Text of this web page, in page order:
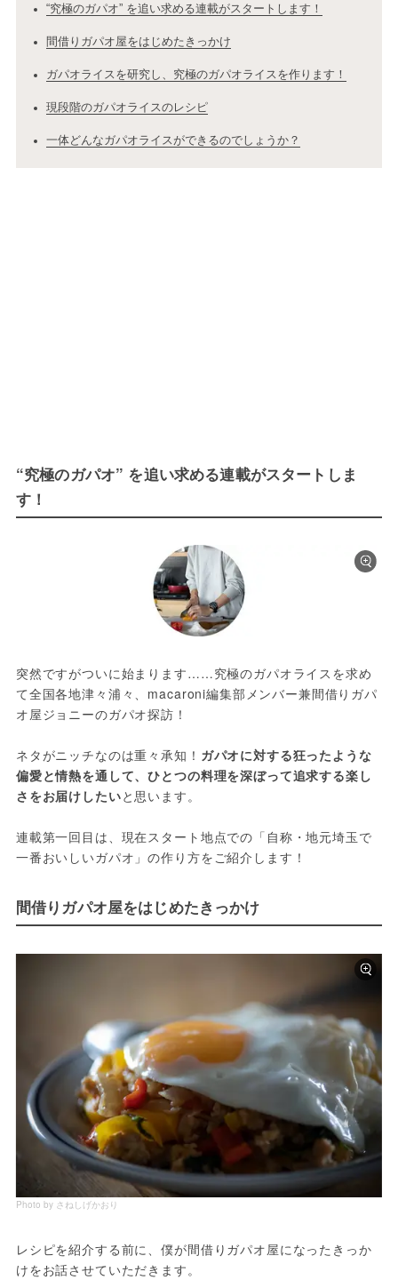
“究極のガパオ” を追い求める連載がスタートします！
間借りガパオ屋をはじめたきっかけ
ガパオライスを研究し、究極のガパオライスを作ります！
現段階のガパオライスのレシピ
一体どんなガパオライスができるのでしょうか？
“究極のガパオ” を追い求める連載がスタートしま
す！
突然ですがついに始まります……究極のガパオライスを求め
て全国各地津々浦々、macaroni編集部メンバー兼間借りガパ
オ屋ジョニーのガパオ探訪！
ネタがニッチなのは重々承知！ ガパオに対する狂ったような
偏愛と情熱を通して、ひとつの料理を深ぼって追求する楽し
さをお届けしたいと思います。
連載第一回目は、現在スタート地点での「自称・地元埼玉で
一番おいしいガパオ」の作り方をご紹介します！
間借りガパオ屋をはじめたきっかけ
Photo by さねしげかおり
レシピを紹介する前に、僕が間借りガパオ屋になったきっか
けをお話させていただきます。